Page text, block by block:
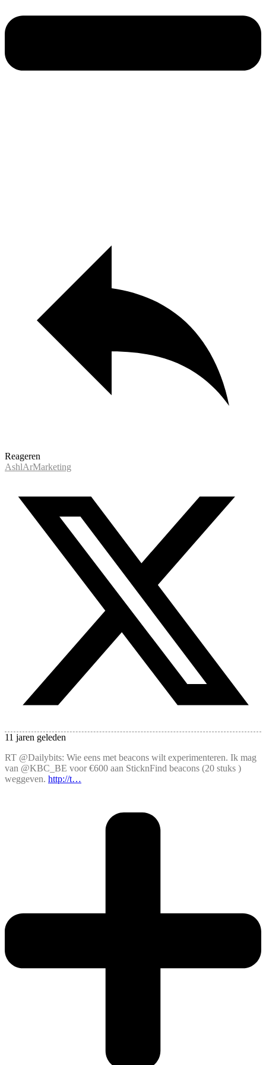
Reageren
AshlArMarketing
11 jaren geleden
RT @Dailybits: Wie eens met beacons wilt experimenteren. Ik mag
van @KBC_BE voor €600 aan SticknFind beacons (20 stuks )
weggeven. http://t…